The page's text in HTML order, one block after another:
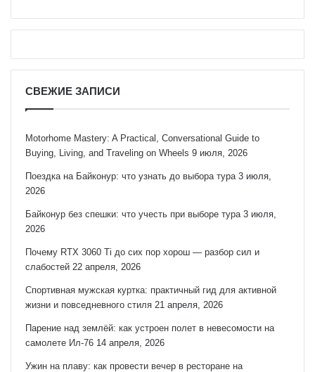
СВЕЖИЕ ЗАПИСИ
Motorhome Mastery: A Practical, Conversational Guide to
Buying, Living, and Traveling on Wheels 9 июля, 2026
Поездка на Байконур: что узнать до выбора тура 3 июля,
2026
Байконур без спешки: что учесть при выборе тура 3 июля,
2026
Почему RTX 3060 Ti до сих пор хорош — разбор сил и
слабостей 22 апреля, 2026
Спортивная мужская куртка: практичный гид для активной
жизни и повседневного стиля 21 апреля, 2026
Парение над землёй: как устроен полет в невесомости на
самолете Ил-76 14 апреля, 2026
Ужин на плаву: как провести вечер в ресторане на